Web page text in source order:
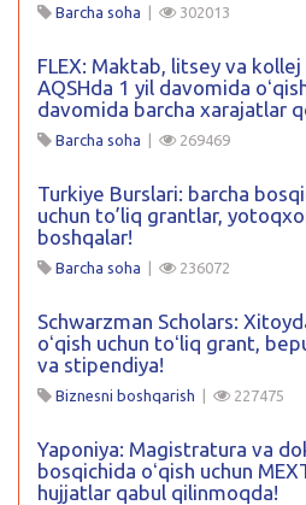
Barcha soha | 302013
FLEX: Maktab, litsey va kollej
AQSHda 1 yil davomida
davomida barcha xarajatlar
Barcha soha | 269469
Turkiye Burslari: barcha
uchun to’liq grantlar,
boshqalar!
Barcha soha | 236072
Schwarzman Scholars:
oʻqish uchun toʻliq grant,
va stipendiya!
Biznesni boshqarish | 227475
Yaponiya: Magistratura va
bosqichida oʻqish uchun
hujjatlar qabul qilinmoqda!